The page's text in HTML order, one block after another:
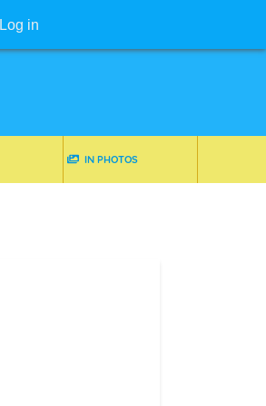
Log in
IN PHOTOS